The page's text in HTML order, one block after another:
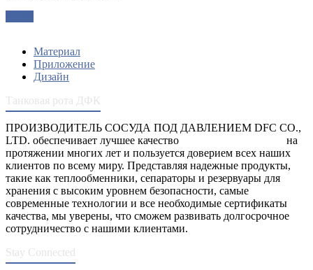
Материал
Приложение
Дизайн
Танковая рота ДФК
ПРОИЗВОДИТЕЛЬ СОСУДА ПОД ДАВЛЕНИЕМ DFC CO.,
LTD. обеспечивает лучшее качество
на
протяжении многих лет и пользуется доверием всех наших
клиентов по всему миру. Представляя надежные продукты,
такие как теплообменники, сепараторы и резервуары для
хранения с высоким уровнем безопасности, самые
современные технологии и все необходимые сертификаты
качества, мы уверены, что сможем развивать долгосрочное
сотрудничество с нашими клиентами.
Stay Connected